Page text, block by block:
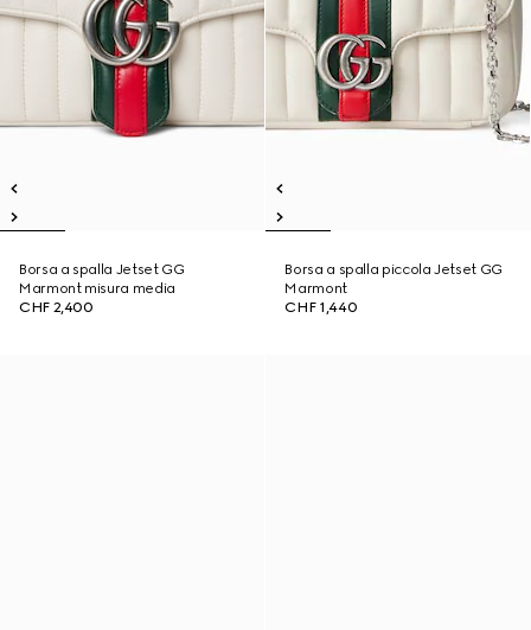
Borsa a spalla Jetset GG
Marmont misura media
CHF 2,400
Borsa a spalla piccola Jetset GG
Marmont
CHF 1,440